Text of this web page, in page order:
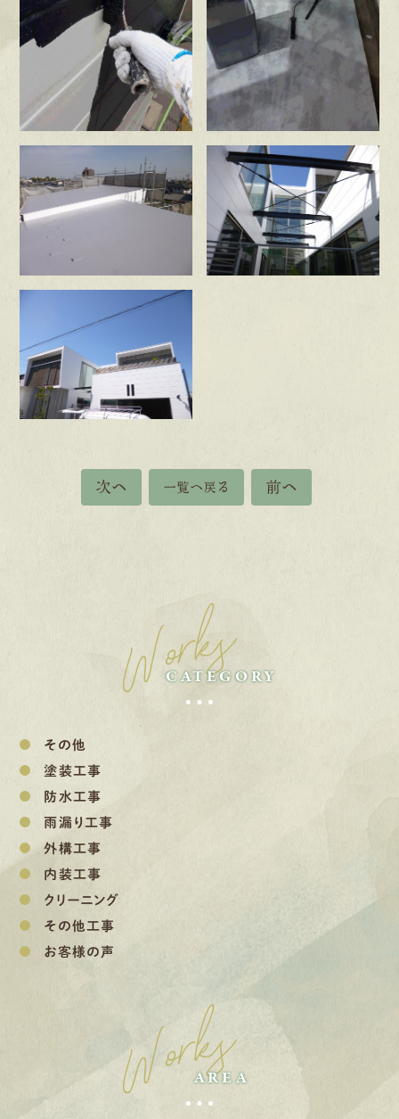
次へ 一覧へ戻る 前へ
Works
CATEGORY
その他
塗装工事
防水工事
雨漏り工事
外構工事
内装工事
クリーニング
その他工事
お客様の声
Works
AREA